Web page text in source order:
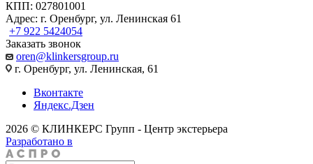
КПП: 027801001
Адрес: г. Оренбург, ул. Ленинская 61
+7 922 5424054
Заказать звонок
oren@klinkersgroup.ru
г. Оренбург, ул. Ленинская, 61
Вконтакте
Яндекс.Дзен
2026 © КЛИНКЕРС Групп - Центр экстерьера
Разработано в